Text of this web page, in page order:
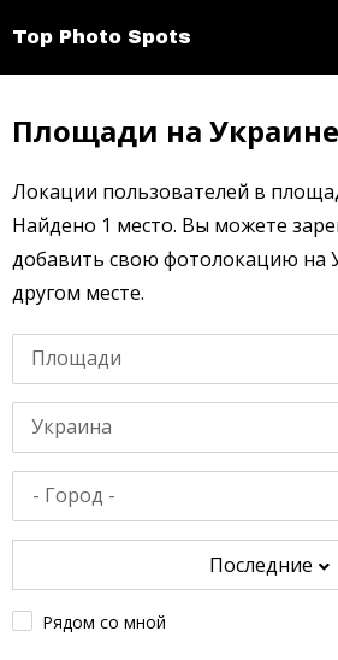
Top Photo Spots
Площади на Украине
Локации пользователей в
Найдено 1 место. Вы можете
добавить свою фотолокацию на
другом месте.
Площади
Украина
Последние
Рядом со мной